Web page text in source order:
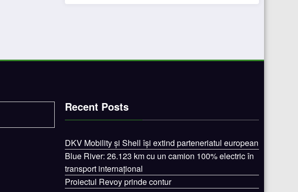
Recent Posts
DKV Mobility și Shell își extind parteneriatul european
Blue River: 26.123 km cu un camion 100% electric în
transport internațional
Proiectul Revoy prinde contur